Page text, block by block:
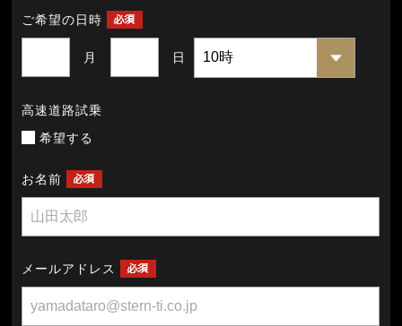
ご希望の日時
月 日
高速道路試乗
希望する
お名前
メールアドレス